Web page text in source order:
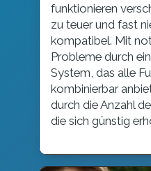
funktionieren
zu teuer und fast
kompatibel. Mit
Probleme durch
System, das alle
kombinierbar
durch die Anzahl
die sich günstig